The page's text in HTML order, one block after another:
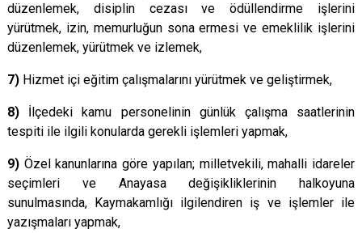
düzenlemek, disiplin cezası ve ödüllendirme işlerini
yürütmek, izin, memurluğun sona ermesi ve emeklilik işlerini
düzenlemek, yürütmek ve izlemek,
7) Hizmet içi eğitim çalışmalarını yürütmek ve geliştirmek,
8) İlçedeki kamu personelinin günlük çalışma saatlerinin
tespiti ile ilgili konularda gerekli işlemleri yapmak,
9) Özel kanunlarına göre yapılan; milletvekili, mahalli idareler
seçimleri ve Anayasa değişikliklerinin halkoyuna
sunulmasında, Kaymakamlığı ilgilendiren iş ve işlemler ile
yazışmaları yapmak,